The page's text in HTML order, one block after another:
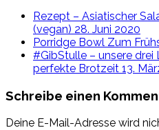
Rezept – Asiatischer
(vegan) 28. Juni 2020
Porridge Bowl Zum
#GibStulle – unsere
perfekte Brotzeit 13.
Schreibe einen
Deine E-Mail-Adresse wird